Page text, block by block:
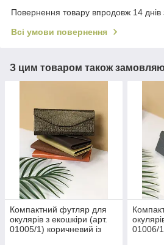
Повернення товару впродовж 14 днів
Всі умови повернення
З цим товаром також
Компактний футляр для
окулярів з екошкіри (арт.
01005/1) коричневий із
01006/